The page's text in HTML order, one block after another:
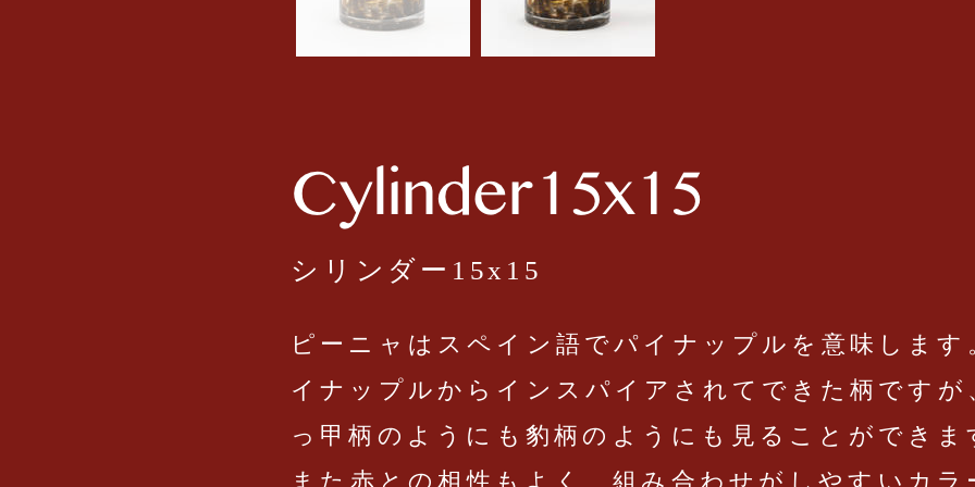
シリンダー15x15
ピーニャはスペイン語でパイナップルを意味します
イナップルからインスパイアされてできた柄ですが
っ甲柄のようにも豹柄のようにも見ることができま
また赤との相性もよく、組み合わせがしやすいカラ